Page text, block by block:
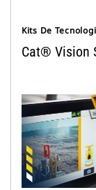
Kits De
Cat® Vision